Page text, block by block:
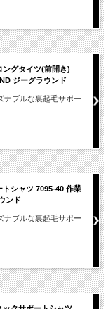
ングタイツ(前開き)
ジーグラウンド
ナブルな裏起毛サポー
シャツ 7095-40 作業
ンド
ナブルな裏起毛サポー